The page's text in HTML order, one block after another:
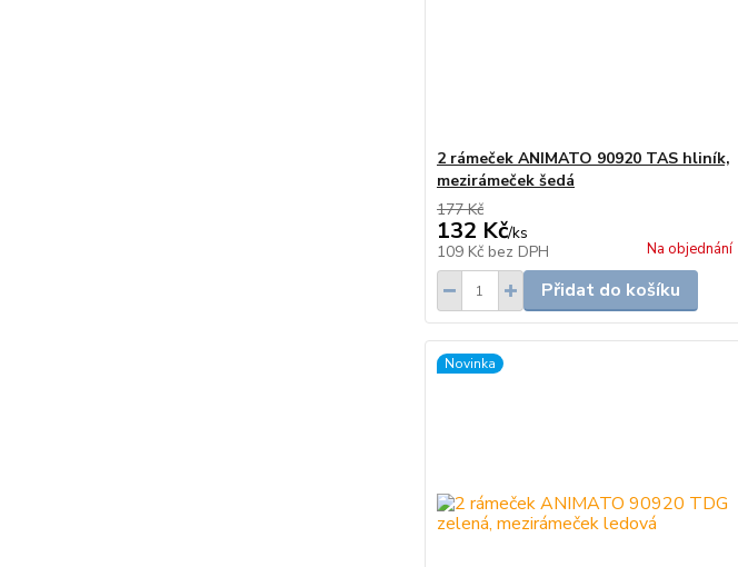
2 rámeček ANIMATO 90920 TAS hliník,
mezirámeček šedá
177 Kč
132 Kč/ks
109 Kč bez DPH Na objednání
Přidat do košíku
Novinka